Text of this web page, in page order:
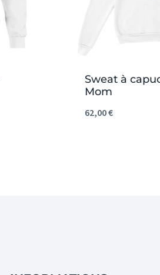
Sweat à
Mom
62,00€